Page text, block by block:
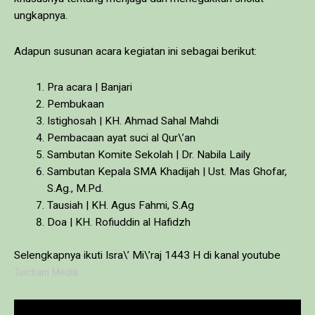
ungkapnya.
Adapun susunan acara kegiatan ini sebagai berikut:
Pra acara | Banjari
Pembukaan
Istighosah | KH. Ahmad Sahal Mahdi
Pembacaan ayat suci al Qur\’an
Sambutan Komite Sekolah | Dr. Nabila Laily
Sambutan Kepala SMA Khadijah | Ust. Mas Ghofar,
S.Ag., M.Pd.
Tausiah | KH. Agus Fahmi, S.Ag
Doa | KH. Rofiuddin al Hafidzh
Selengkapnya ikuti Isra\’ Mi\’raj 1443 H di kanal youtube
Turcham Media